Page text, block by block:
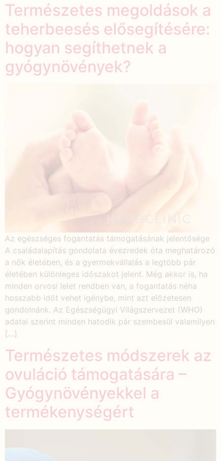
Természetes megoldások a
teherbeesés elősegítésére:
hogyan segíthetnek a
gyógynövények?
Az egészséges fogantatás támogatásának jelentősége
A családalapítás gondolata évezredek óta meghatározó
a nők életében, és a gyermekvállalás a legtöbb pár
életében különleges időszakot jelent. Még akkor is, ha
minden orvosi lelet rendben van, a fogantatás néha
hosszabb időt vehet igénybe, mint azt előzetesen
gondolnánk. Az Egészségügyi Világszervezet (WHO)
adatai szerint minden hatodik pár szembesül valamilyen
[…]
Természetes módszerek az
ovuláció támogatására –
Gyógynövényekkel a
termékenységért